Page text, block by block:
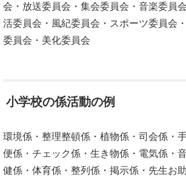
会・放送委員会・集会委員会・音楽委員
活委員会・風紀委員会・スポーツ委員会
委員会・美化委員会
小学校の係活動の例
環境係・整理整頓係・植物係・司会係・
便係・チェック係・生き物係・電気係・
健係・体育係・整列係・掲示係・先生お